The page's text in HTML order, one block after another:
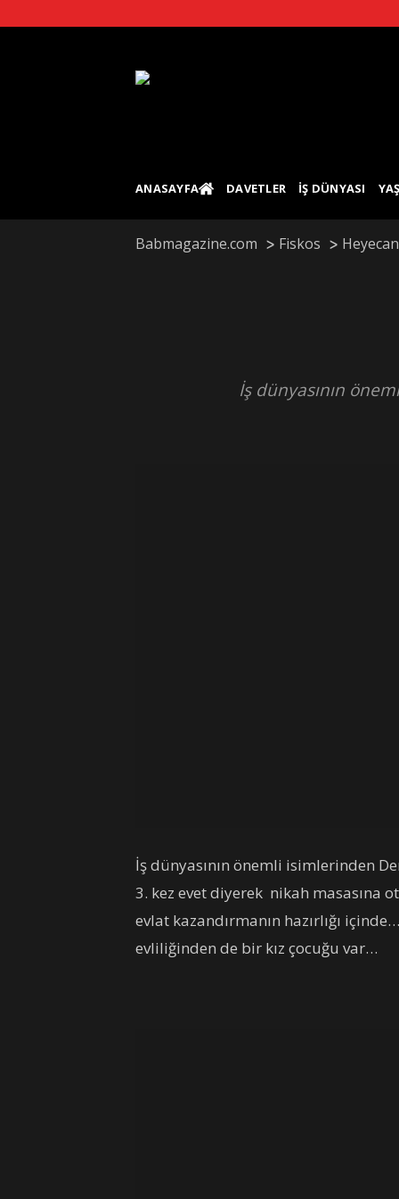
to
ANASAYFA DAVETLER İŞ DÜNYASI
Babmagazine.com Fiskos
İş dünyasının
İş dünyasının önemli isimlerinden
3. kez evet diyerek nikah masasına
evlat kazandırmanın hazırlığı
evliliğinden de bir kız çocuğu var…